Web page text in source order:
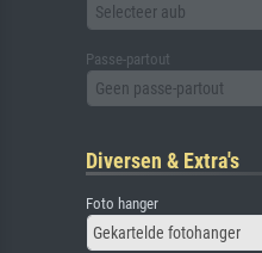
Selecteer aub
Passe-partout
Geen passe-partout
Diversen & Extra's
Foto hanger
Gekartelde fotohanger